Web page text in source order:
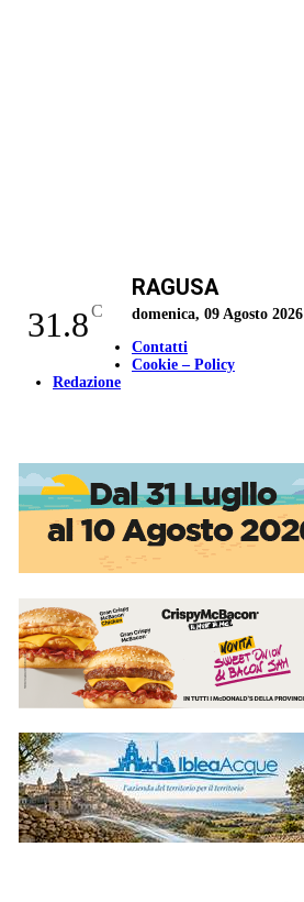
31.8C
RAGUSA
domenica, 09 Agosto 2026
Contatti
Cookie – Policy
Redazione